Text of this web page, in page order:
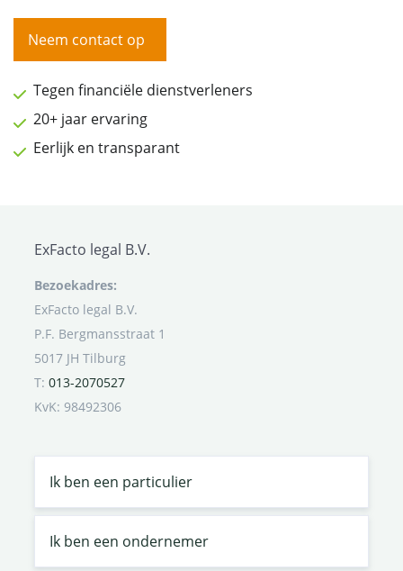
Neem contact op
Tegen financiële dienstverleners
20+ jaar ervaring
Eerlijk en transparant
ExFacto legal B.V.
Bezoekadres:
ExFacto legal B.V.
P.F. Bergmansstraat 1
5017 JH Tilburg
T: 013-2070527
KvK: 98492306
Ik ben een particulier
Ik ben een ondernemer